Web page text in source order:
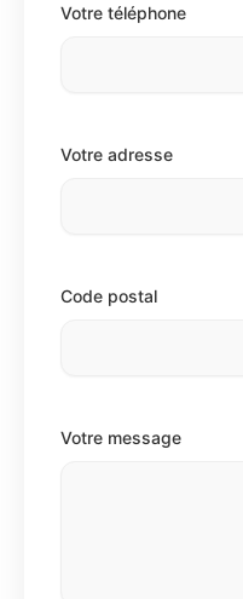
Votre téléphone
Votre adresse
Code postal
Votre message